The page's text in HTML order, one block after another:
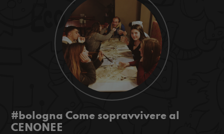
#bologna Come sopravvivere al
CENONEE